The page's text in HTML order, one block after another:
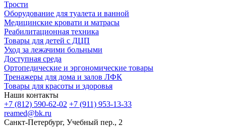
Трости
Оборудование для туалета и ванной
Медицинские кровати и матрасы
Реабилитационная техника
Товары для детей с ДЦП
Уход за лежачими больными
Доступная среда
Ортопедические и эргономические товары
Тренажеры для дома и залов ЛФК
Товары для красоты и здоровья
Наши контакты
+7 (812) 590-62-02 +7 (911) 953-13-33
reamed@bk.ru
Санкт-Петербург, Учебный пер., 2